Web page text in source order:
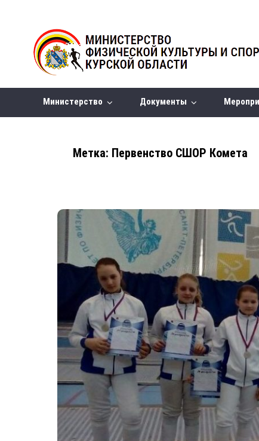
Министерство Документы
Метка: Первенство СШОР Комета